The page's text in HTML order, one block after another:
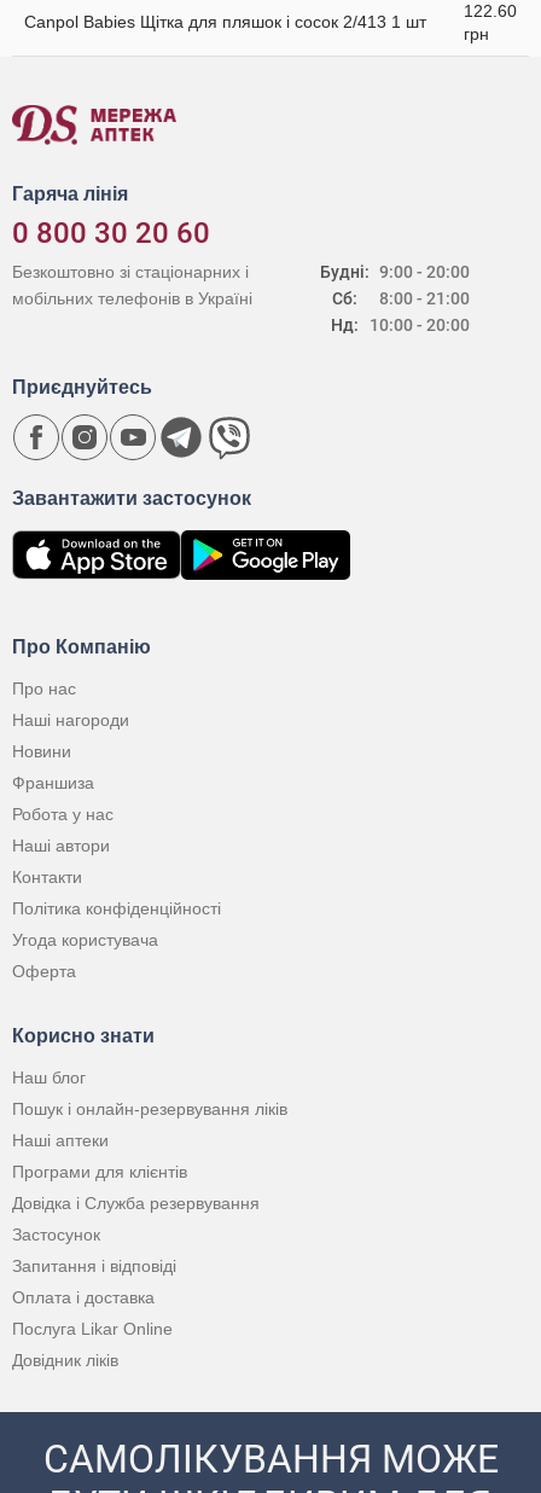
Canpol Babies Щітка для пляшок і сосок 2/413 1 шт
122.60
грн
Гаряча лінія
0 800 30 20 60
Будні:
Сб:
Нд:
9:00 - 20:00
8:00 - 21:00
10:00 - 20:00
Безкоштовно зі стаціонарних і
мобільних телефонів в Україні
Про Компанію
Про нас
Наші нагороди
Новини
Франшиза
Робота у нас
Наші автори
Контакти
Політика конфіденційності
Угода користувача
Оферта
Корисно знати
Наш блог
Пошук і онлайн-резервування ліків
Наші аптеки
Програми для клієнтів
Довідка і Служба резервування
Застосунок
Запитання і відповіді
Оплата і доставка
Послуга Likar Online
Довідник ліків
Завантажити застосунок
Приєднуйтесь
САМОЛІКУВАННЯ МОЖЕ